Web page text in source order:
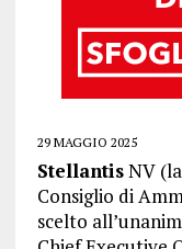
29 MAGGIO 2025
StellantisNV (la
Consiglio di
scelto